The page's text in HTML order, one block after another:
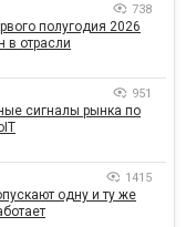
738
полугодия 2026
в отрасли
951
сигналы рынка по
1415
одну и ту же